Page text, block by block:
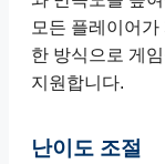
모든 플레이어
한 방식으로 게
지원합니다.
난이도 조절